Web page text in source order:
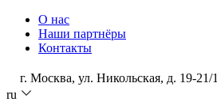
О нас
Наши партнёры
Контакты
г. Москва, ул. Никольская, д. 19-21/1
ru